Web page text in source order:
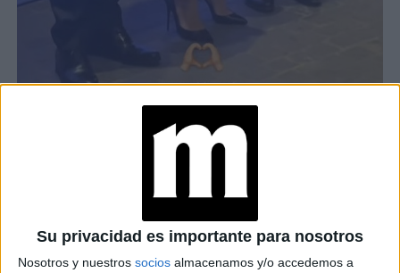
Su privacidad es importante para nosotros
Nosotros y nuestros socios almacenamos y/o accedemos a
JULIANA AWADA LUCE EL TAPADO QUE ES TENDENCIA ESTA
TAMBIÉN TE PUEDE INTERESAR
MOM JEANS: EL
MODELO DE DENIM
MÁS FAVORECEDOR